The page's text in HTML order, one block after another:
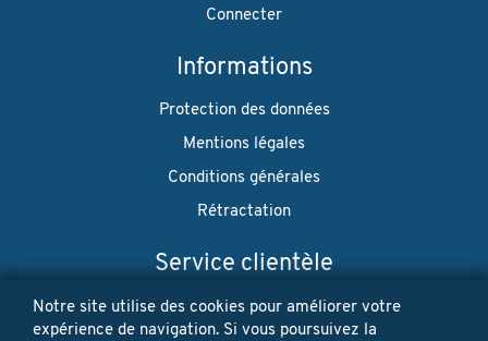
Connecter
Informations
Protection des données
Mentions légales
Conditions générales
Rétractation
Service clientèle
Envoi
Notre site utilise des cookies pour améliorer votre
expérience de navigation. Si vous poursuivez la